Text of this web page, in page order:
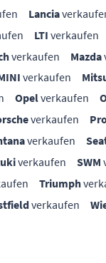
Lancia
LTI verkaufen
verkaufen Mazda
verkaufen
Opelverkaufen
verkaufen
verkaufen
verkaufen SWM
Triumph
verkaufen